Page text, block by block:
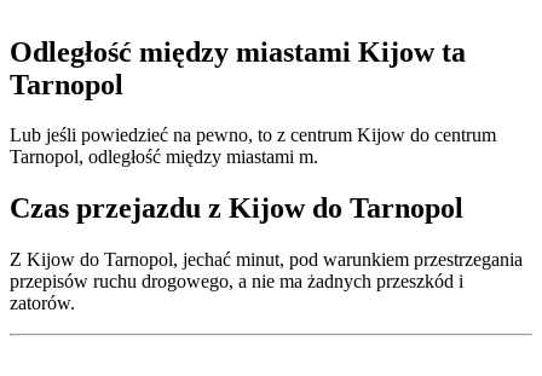
Odległość między miastami Kijow ta
Tarnopol
Lub jeśli powiedzieć na pewno, to z centrum Kijow do centrum
Tarnopol, odległość między miastami m.
Czas przejazdu z Kijow do Tarnopol
Z Kijow do Tarnopol, jechać minut, pod warunkiem przestrzegania
przepisów ruchu drogowego, a nie ma żadnych przeszkód i
zatorów.